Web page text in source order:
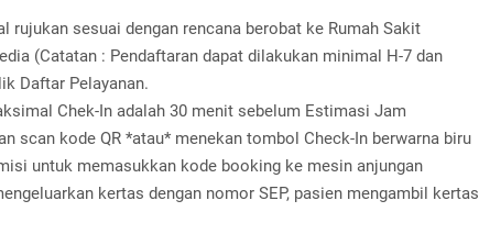
rujukan sesuai dengan rencana berobat ke Rumah Sakit
(Catatan : Pendaftaran dapat dilakukan minimal H-7 dan
Daftar Pelayanan.
Chek-In adalah 30 menit sebelum Estimasi Jam
scan kode QR *atau* menekan tombol Check-In berwarna biru
untuk memasukkan kode booking ke mesin anjungan
kertas dengan nomor SEP, pasien mengambil kertas